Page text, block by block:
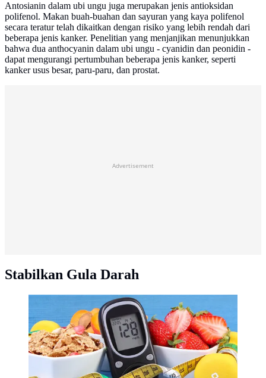
Antosianin dalam ubi ungu juga merupakan jenis antioksidan
polifenol. Makan buah-buahan dan sayuran yang kaya polifenol
secara teratur telah dikaitkan dengan risiko yang lebih rendah dari
beberapa jenis kanker. Penelitian yang menjanjikan menunjukkan
bahwa dua anthocyanin dalam ubi ungu - cyanidin dan peonidin -
dapat mengurangi pertumbuhan beberapa jenis kanker, seperti
kanker usus besar, paru-paru, dan prostat.
Advertisement
Stabilkan Gula Darah